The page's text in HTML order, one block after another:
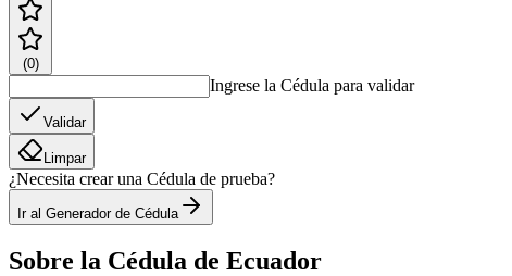
(0)
Ingrese la Cédula para validar
Validar
Limpar
¿Necesita crear una Cédula de prueba?
Ir al Generador de Cédula
Sobre la Cédula de Ecuador